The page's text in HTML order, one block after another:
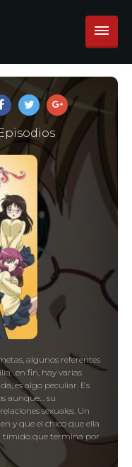
algunos referentes
fin, hay varias
es algo peculiar. Es
aunque… su
sexuales. Un
y que el chico que ella
tímido que termina por